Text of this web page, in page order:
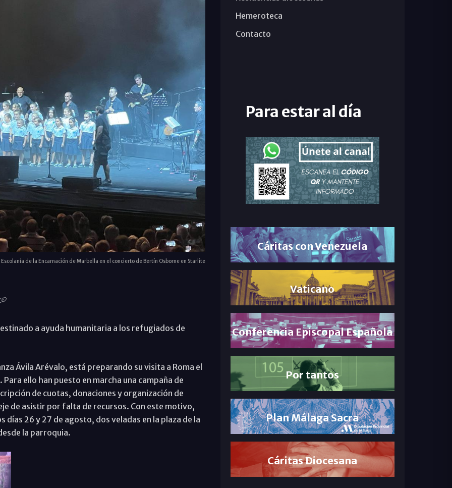
Escolanía de la Encarnación de Marbella en el concierto de Bertín Osborne en Starlite
a ayuda humanitaria a los refugiados de
Ávila Arévalo, está preparando su visita a Roma el
ello han puesto en marcha una campaña de
de cuotas, donaciones y organización de
de asistir por falta de recursos. Con este motivo,
26 y 27 de agosto, dos veladas en la plaza de la
la parroquia.
Hemeroteca
Contacto
Para estar al día
Cáritas con Venezuela
Vaticano
Conferencia Episcopal Española
Por tantos
Plan Málaga Sacra
Cáritas Diocesana